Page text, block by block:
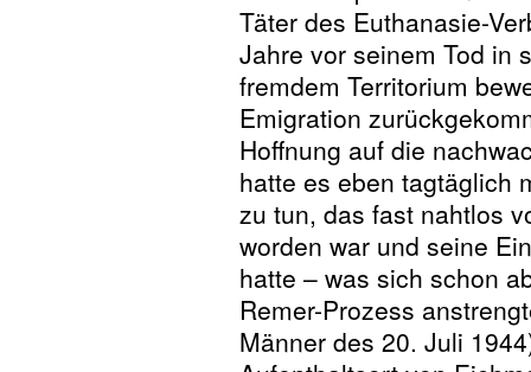
Täter des Euthanasie-
Jahre vor seinem Tod in
fremdem Territorium
Emigration
Hoffnung auf die
hatte es eben tagtäglich
zu tun, das fast nahtlos
worden war und seine
hatte – was sich schon
Remer-Prozess
Männer des 20. Juli